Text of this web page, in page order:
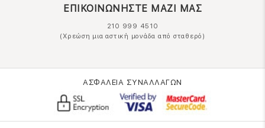
ΕΠΙΚΟΙΝΩΝΗΣΤΕ ΜΑΖΙ ΜΑΣ
210 999 4510
(Χρεώση μια αστική μονάδα από σταθερό)
ΑΣΦΑΛΕΙΑ ΣΥΝΑΛΛΑΓΩΝ